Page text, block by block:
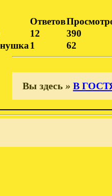
Ответов
12 390
1 62
Вы здесь » В